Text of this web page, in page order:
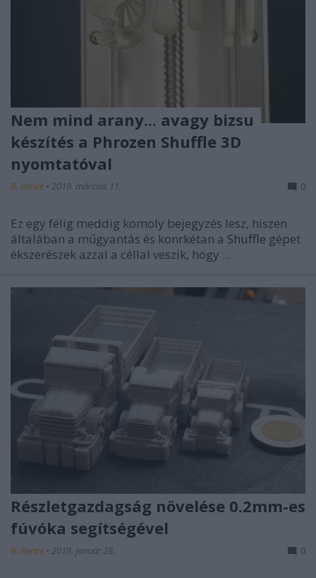
Nem mind arany... avagy bizsu
készítés a Phrozen Shuffle 3D
nyomtatóval
B. Bence • 2019. március 11. 0
Ez egy félig meddig komoly bejegyzés lesz, hiszen
általában a műgyantás és konrkétan a Shuffle gépet
ékszerészek azzal a céllal veszik, hogy ...
Részletgazdagság növelése 0.2mm-es
fúvóka segítségével
B. Bence • 2019. január 28. 0